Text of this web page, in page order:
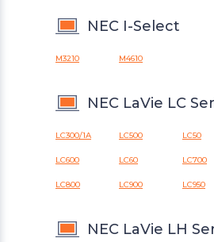
NEC I-Select
M3210 M4610
NEC LaVie LC
LC300/1A LC500 LC50
LC600 LC60 LC700
LC800 LC900 LC950
NEC LaVie LH